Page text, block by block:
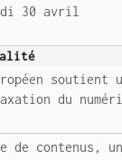
30 avril
soutient
du
de contenus,